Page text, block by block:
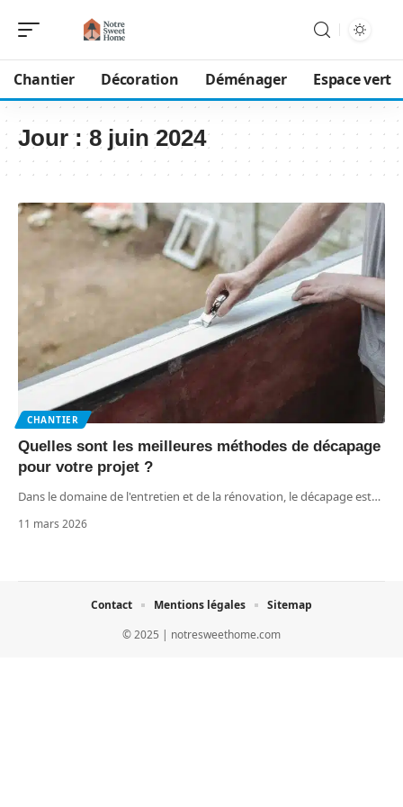
Chantier Décoration Déménager Espace vert
Jour :8 juin 2024
CHANTIER
Quelles sont les meilleures méthodes de décapage
pour votre projet ?
Dans le domaine de l'entretien et de la rénovation, le décapage est…
11 mars 2026
© 2025 | notresweethome.com
Contact Mentions légales Sitemap